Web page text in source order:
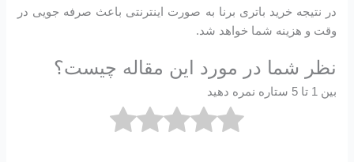
در نتیجه خرید باتری برنا به صورت اینترنتی باعث صرفه جویی در
وقت و هزینه شما خواهد شد.
نظر شما در مورد این مقاله چیست؟
بین 1 تا 5 ستاره نمره دهید